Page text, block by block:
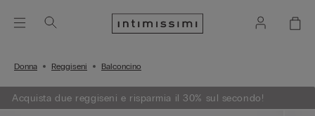
Donna Reggiseni Balconcino
Acquista due reggiseni e risparmia il 30% sul secondo!